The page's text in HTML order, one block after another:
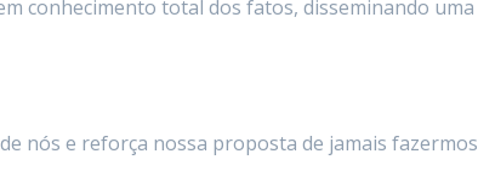
conhecimento total dos fatos, disseminando uma
nós e reforça nossa proposta de jamais fazermos